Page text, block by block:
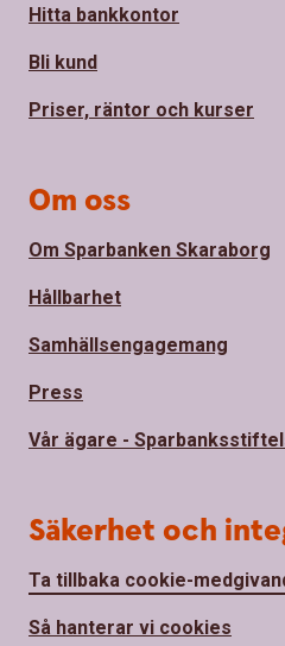
Hitta bankkontor
Bli kund
Priser, räntor och kurser
Om oss
Om Sparbanken Skaraborg
Hållbarhet
Samhällsengagemang
Press
Vår ägare -
Säkerhet och
Ta tillbaka cookie-
Så hanterar vi cookies